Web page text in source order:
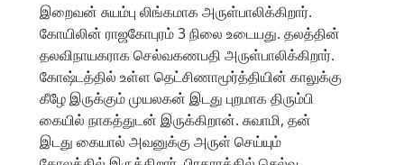
இறைவன் சுயம்பு லிங்கமாக அருள்பாலிக்கிறார்.
கோயிலின் ராஜகோபுரம் 3 நிலை உடையது. தலத்தின்
தலவிநாயகராக செல்வகணபதி அருள்பாலிக்கிறார்.
கோஷ்டத்தில் உள்ள தெட்சிணாமூர்த்தியின் காலுக்கு
கீழே இருக்கும் முயலகன் இடது புறமாக திரும்பி
கையில் நாகத்துடன் இருக்கிறான். சுவாமி, தன்
இடது கையால் அவனுக்கு அருள் செய்யும்